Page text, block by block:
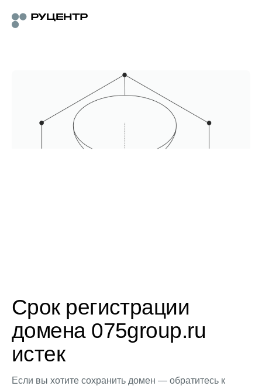
Срок регистрации
домена 075group.ru
истек
Если вы хотите сохранить домен — обратитесь к